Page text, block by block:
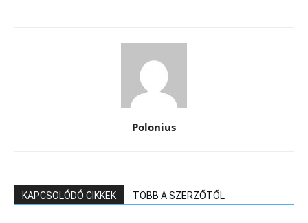
Polonius
KAPCSOLÓDÓ CIKKEK TÖBB A SZERZŐTŐL